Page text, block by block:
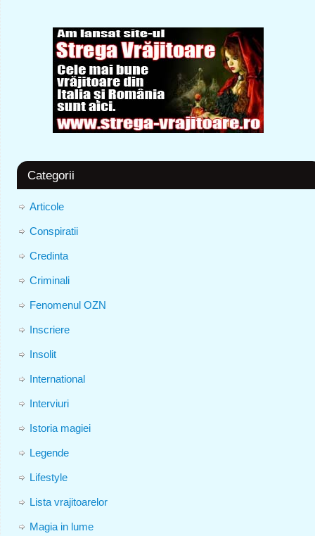
Categorii
Articole
Conspiratii
Credinta
Criminali
Fenomenul OZN
Inscriere
Insolit
International
Interviuri
Istoria magiei
Legende
Lifestyle
Lista vrajitoarelor
Magia in lume